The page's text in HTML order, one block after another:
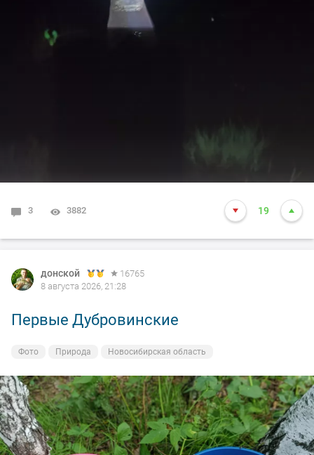
3 3882 19
донской
16765
8 августа 2026, 21:28
Первые Дубровинские
Фото Природа Новосибирская область